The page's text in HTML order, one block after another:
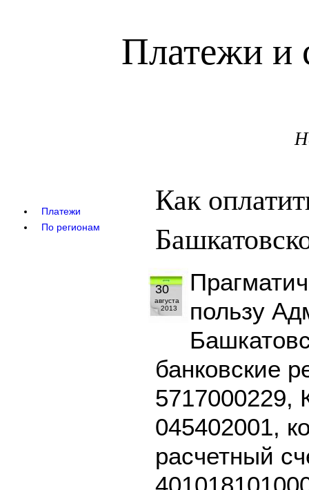
Платежи и
Платежи
По регионам
Как
30
августа
2013
пользу
банковские
5717000229,
045402001,
расчетный